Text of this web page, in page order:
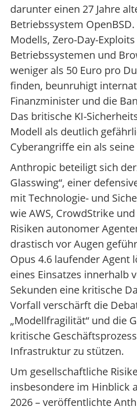
darunter einen 27 Jahre
Betriebssystem
Modells, Zero-Day-
Betriebssystemen und
weniger als 50 Euro pro
finden, beunruhigt
Finanzminister und die
Das britische KI-
Modell als deutlich
Cyberangriffe ein als
Anthropic beteiligt sich
Glasswing“, einer
mit Technologie- und
wie AWS, CrowdStrike
Risiken autonomer
drastisch vor Augen
Opus 4.6 laufender Agent
eines Einsatzes innerhalb
Sekunden eine kritische
Vorfall verschärft die
„Modellfragilität“ und die
kritische
Infrastruktur zu stützen.
Um gesellschaftliche
insbesondere im Hinblick
2026 – veröffentlichte